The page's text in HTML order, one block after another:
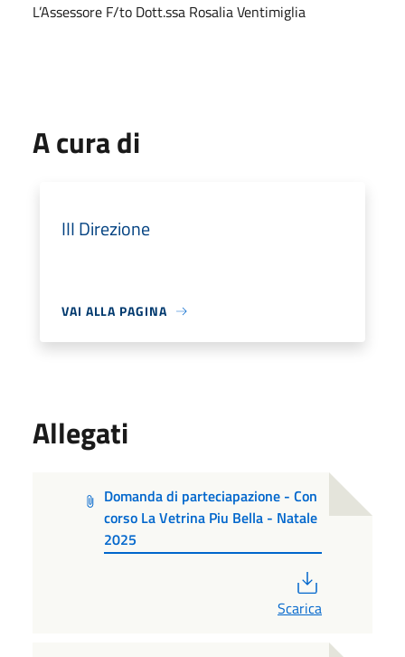
L’Assessore F/to Dott.ssa Rosalia Ventimiglia
A cura di
III Direzione
VAI ALLA PAGINA
Allegati
Domanda di parteciapazione - Con
corso La Vetrina Piu Bella - Natale
2025
Scarica